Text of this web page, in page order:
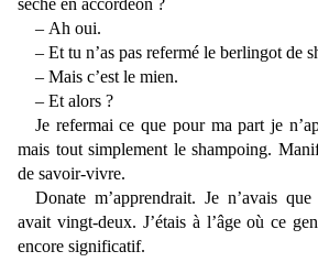
sèche en accordéon ?
– Ah oui.
– Et tu n’as pas refermé le berlingot de
– Mais c’est le mien.
– Et alors ?
Je refermai ce que pour ma part je
mais tout simplement le shampoing.
de savoir-vivre.
Donate m’apprendrait. Je n’avais
avait vingt-deux. J’étais à l’âge où ce
encore significatif.